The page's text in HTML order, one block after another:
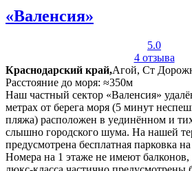
«Валенсия»
5.0
4 отзыва
Краснодарский край,Агой, Ст
Расстояние до моря: ≈350м
Наш частный сектор «Валенсия»
метрах от берега моря (5 минут
пляжа) расположен в уединённом и
слышно городского шума. На нашей
предусмотрена бесплатная парковка
Номера на 1 этаже не имеют балконов,